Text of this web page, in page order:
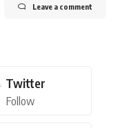
Leave a comment
Twitter
Follow